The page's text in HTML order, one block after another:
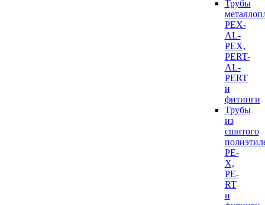
Трубы
PEX-
AL-
PEX,
PERT-
AL-
PERT
и
фитинги
Трубы
из
сшитого
PE-
X,
PE-
RT
и